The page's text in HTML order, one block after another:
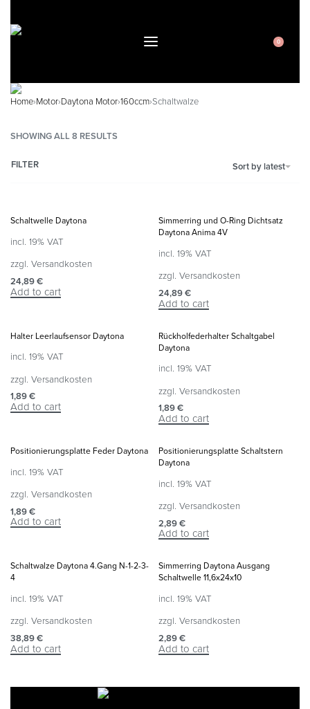
0
Home›Motor›Daytona Motor›160ccm›Schaltwalze
SHOWING ALL 8 RESULTS
Sort by latest
FILTER
Schaltwelle Daytona
incl. 19% VAT
zzgl. Versandkosten
24,89€
Add to cart
Simmerring und O-Ring Dichtsatz
Daytona Anima 4V
incl. 19% VAT
zzgl. Versandkosten
24,89€
Add to cart
Halter Leerlaufsensor Daytona
incl. 19% VAT
zzgl. Versandkosten
1,89€
Add to cart
Rückholfederhalter Schaltgabel
Daytona
incl. 19% VAT
zzgl. Versandkosten
1,89€
Add to cart
Positionierungsplatte Feder Daytona
incl. 19% VAT
zzgl. Versandkosten
1,89€
Add to cart
Positionierungsplatte Schaltstern
Daytona
incl. 19% VAT
zzgl. Versandkosten
2,89€
Add to cart
Schaltwalze Daytona 4.Gang N-1-2-3-
4
incl. 19% VAT
zzgl. Versandkosten
38,89€
Add to cart
Simmerring Daytona Ausgang
Schaltwelle 11,6x24x10
incl. 19% VAT
zzgl. Versandkosten
2,89€
Add to cart